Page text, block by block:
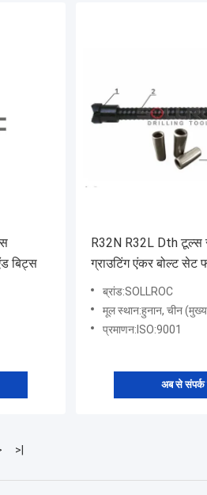
बिट्स
R32N R32L Dth टूल्स
ग्राउटिंग एंकर बोल्ट सेट
ब्रांड:SOLLROC
मूल स्थान:हुनान, चीन
प्रमाणन:ISO:9001
अब से
>|